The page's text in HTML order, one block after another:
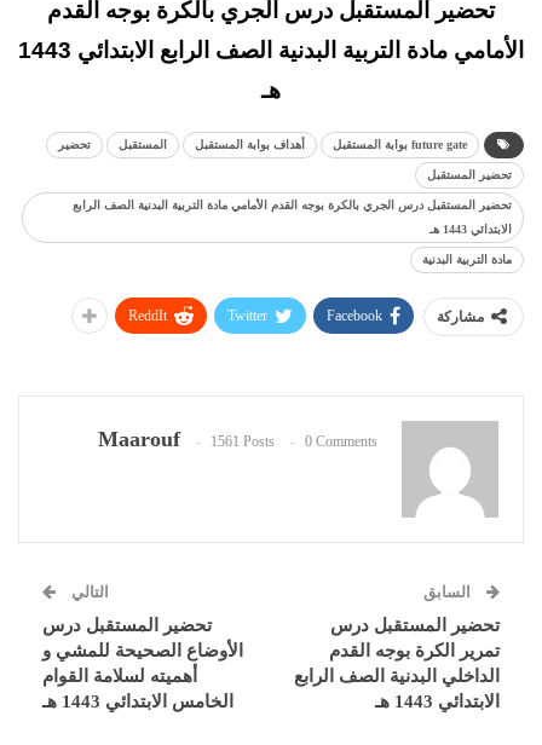
تحضير المستقبل درس الجري بالكرة بوجه القدم
الأمامي مادة التربية البدنية الصف الرابع الابتدائي 1443
هـ
future gate بوابة المستقبل أهداف بوابة المستقبل المستقبل تحضير
تحضير المستقبل
تحضير المستقبل درس الجري بالكرة بوجه القدم الأمامي مادة التربية البدنية الصف الرابع
الابتدائي 1443 هـ
مادة التربية البدنية
مشاركة Facebook
Twitter
ReddIt
Maarouf 1561 Posts 0 Comments
السابق
تحضير المستقبل درس
تمرير الكرة بوجه القدم
الداخلي البدنية الصف الرابع
الابتدائي 1443 هـ
التالي
تحضير المستقبل درس
الأوضاع الصحيحة للمشي و
أهميته لسلامة القوام
الخامس الابتدائي 1443 هـ